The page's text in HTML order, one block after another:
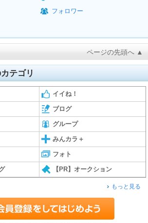
フォロワー
ページの先頭へ ▲
テゴリ
イイね！
ブログ
グループ
みんカラ＋
フォト
【PR】オークション
もっと見る